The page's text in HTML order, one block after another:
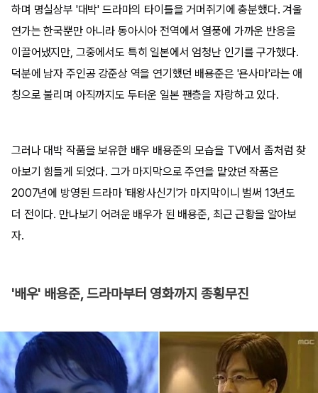
하며 명실상부 '대박' 드라마의 타이틀을 거머쥐기에 충분했다. 겨울
연가는 한국뿐만 아니라 동아시아 전역에서 열풍에 가까운 반응을
이끌어냈지만, 그중에서도 특히 일본에서 엄청난 인기를 구가했다.
덕분에 남자 주인공 강준상 역을 연기했던 배용준은 '욘사마'라는 애
칭으로 불리며 아직까지도 두터운 일본 팬층을 자랑하고 있다.
그러나 대박 작품을 보유한 배우 배용준의 모습을 TV에서 좀처럼 찾
아보기 힘들게 되었다. 그가 마지막으로 주연을 맡았던 작품은
2007년에 방영된 드라마 '태왕사신기'가 마지막이니 벌써 13년도
더 전이다. 만나보기 어려운 배우가 된 배용준, 최근 근황을 알아보
자.
'배우' 배용준, 드라마부터 영화까지 종횡무진